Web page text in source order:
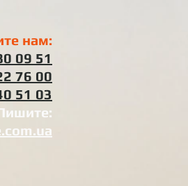
нам:
09 51
76 00
51 03